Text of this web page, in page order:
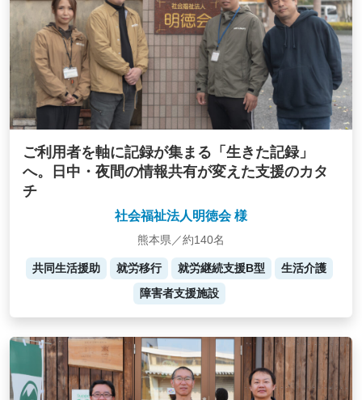
ご利用者を軸に記録が集まる「生きた記録」
へ。日中・夜間の情報共有が変えた支援のカタ
チ
社会福祉法人明徳会 様
熊本県／約140名
共同生活援助 就労移行 就労継続支援B型
生活介護
障害者支援施設